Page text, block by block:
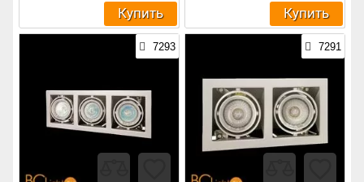
Купить Купить
7293 7291